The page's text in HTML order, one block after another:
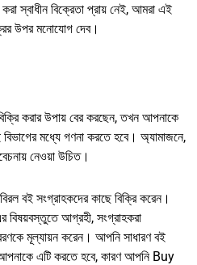
স্বাধীন বিক্রেতা প্রায় নেই, আমরা এই
উপর মনোযোগ দেব।
করার উপায় বের করছেন, তখন আপনাকে
মধ্যে গণনা করতে হবে। অ্যামাজনে,
নেওয়া উচিত।
বই সংগ্রাহকদের কাছে বিক্রি করেন।
বিষয়বস্তুতে আগ্রহী, সংগ্রাহকরা
মূল্যায়ন করেন। আপনি সাধারণ বই
এটি করতে হবে, কারণ আপনি Buy